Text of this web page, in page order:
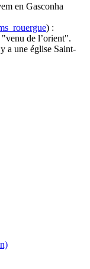
en Gasconha
) :
de l’orient".
a une église Saint-